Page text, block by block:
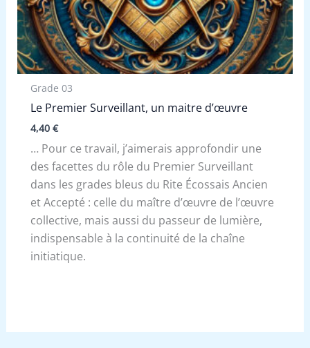
Grade 03
Le Premier Surveillant, un maitre d’œuvre
4,40 €
… Pour ce travail, j’aimerais approfondir une
des facettes du rôle du Premier Surveillant
dans les grades bleus du Rite Écossais Ancien
et Accepté : celle du maître d’œuvre de l’œuvre
collective, mais aussi du passeur de lumière,
indispensable à la continuité de la chaîne
initiatique.